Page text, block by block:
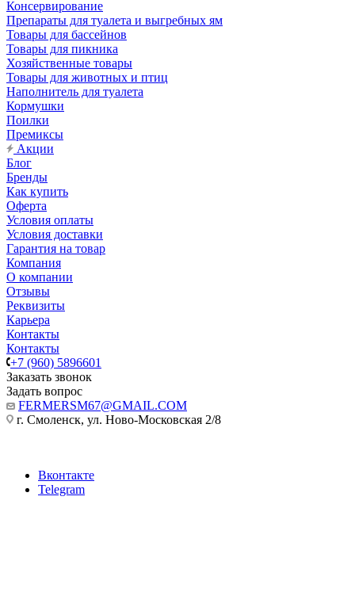
Консервирование
Препараты для туалета и выгребных ям
Товары для бассейнов
Товары для пикника
Хозяйственные товары
Товары для животных и птиц
Наполнитель для туалета
Кормушки
Поилки
Премиксы
Акции
Блог
Бренды
Как купить
Оферта
Условия оплаты
Условия доставки
Гарантия на товар
Компания
О компании
Отзывы
Реквизиты
Карьера
Контакты
Контакты
+7 (960) 5896601
Заказать звонок
Задать вопрос
FERMERSM67@GMAIL.COM
г. Смоленск, ул. Ново-Московская 2/8
Вконтакте
Telegram